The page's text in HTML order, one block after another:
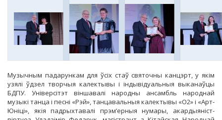
Музычным падарункам для ўсіх стаў святочны канцэрт, у якім
узялі ўдзел творчыя калектывы і індывідуальныя выканаўцы
БДПУ. Універсітэт віншавалі народны ансамбль народнай
музыкі танца і песні «Рэй», танцавальныя калектывы «О2» і «Арт-
Юніці», якія падрыхтавалі прэм’ерныя нумары, акардыяніст-